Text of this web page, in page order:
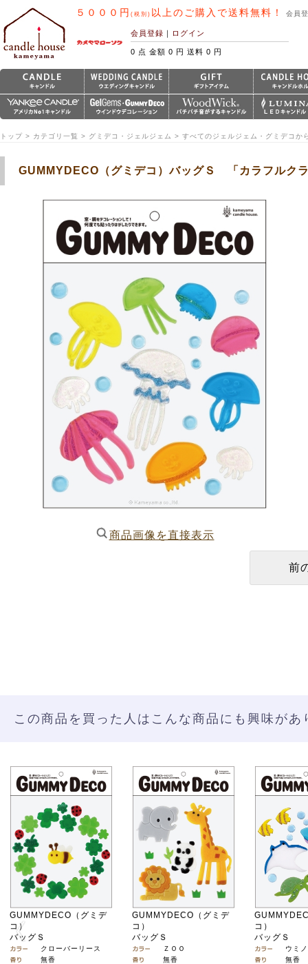
５０００円 (税別) 以上のご購入で送料無料！ 会員
会員登録 ｜ ログイン
0 点 金額 0 円 送料 0 円
トップ > カテゴリ一覧 > グミデコ・ジェルジェム > すべてのジェルジェム・グミデコか
GUMMYDECO（グミデコ）バッグＳ 「カラフルク
商品画像を直接表示
この商品を買った人はこんな商品にも興味があ
GUMMYDECO（グミデ
コ）
バッグＳ
クローバーリース
無香
GUMMYDECO（グミデ
コ）
バッグＳ
ＺＯＯ
無香
コ）
バッグＳ
ウミ
無香